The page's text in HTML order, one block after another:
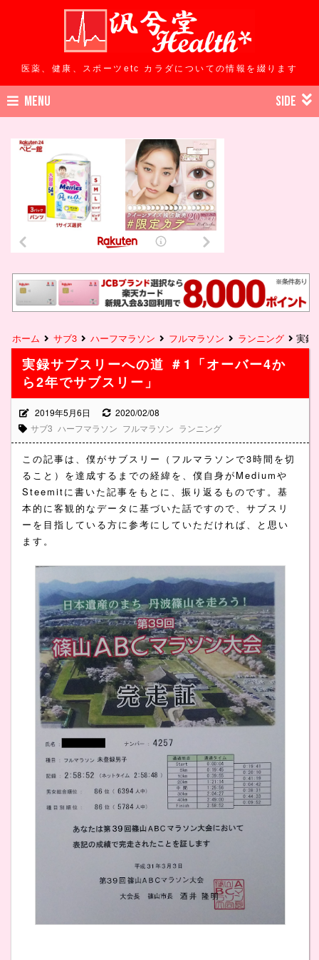
医薬、健康、スポーツetc カラダについての情報を綴ります
MENU SIDE
ホーム サブ3 ハーフマラソン フルマラソン ランニング 実録
実録サブスリーへの道 ＃1「オーバー4か
ら2年でサブスリー」
2019年5月6日
2020/02/08
サブ3 ハーフマラソン フルマラソン ランニング
この記事は、僕がサブスリー（フルマラソンで3時間を切
ること）を達成するまでの経緯を、僕自身がMediumや
Steemitに書いた記事をもとに、振り返るものです。基
本的に客観的なデータに基づいた話ですので、サブスリ
ーを目指している方に参考にしていただければ、と思い
ます。